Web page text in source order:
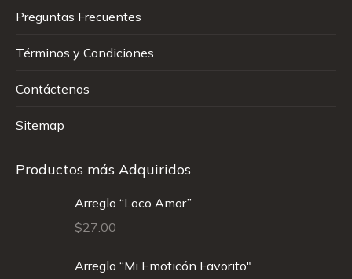
Preguntas Frecuentes
Términos y Condiciones
Contáctenos
Sitemap
Productos más Adquiridos
Arreglo “Loco Amor”
$27.00
Arreglo “Mi Emoticón Favorito"